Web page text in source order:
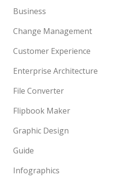
Business
Change Management
Customer Experience
Enterprise Architecture
File Converter
Flipbook Maker
Graphic Design
Guide
Infographics